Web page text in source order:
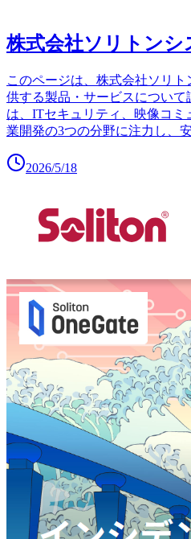
株式会社ソリトンシ
このページは、株式会社ソリ
供する製品・サービスについ
は、ITセキュリティ、映像コミ
業開発の3つの分野に注力し、
2026/5/18